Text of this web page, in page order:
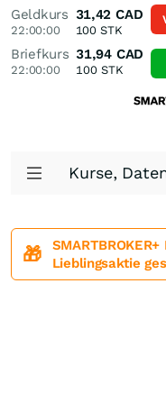
Geldkurs
22:00:00
31,42 CAD
100 STK
Briefkurs
22:00:00
31,94 CAD
100STK
Kurse,
🎁
Lieblingsaktie